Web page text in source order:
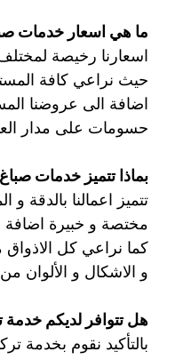
ما هي اسعار خدمات
اسعارنا رخيصة
حيث نراعي كافة
اضافة الى عروضنا
حسومات على مدار
بماذا تتميز خدمات
تتميز اعمالنا بالدقة
مختصة و خبيرة اضافة
كما نراعي كل
و الاشكال و الألوان
هل تتوافر لديكم
بالتأكيد نقوم بخدمة